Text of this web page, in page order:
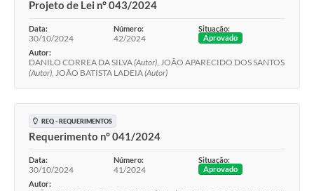
Projeto de Lei n° 043/2024
Data:
30/10/2024
Número:
42/2024
Situação:
Aprovado
Autor:
DANILO CORREA DA SILVA(Autor), JOÃO APARECIDO DOS SANTOS
(Autor), JOÃO BATISTA LADEIA(Autor)
REQ - REQUERIMENTOS
Requerimento n° 041/2024
Data:
30/10/2024
Número:
41/2024
Situação:
Aprovado
Autor: